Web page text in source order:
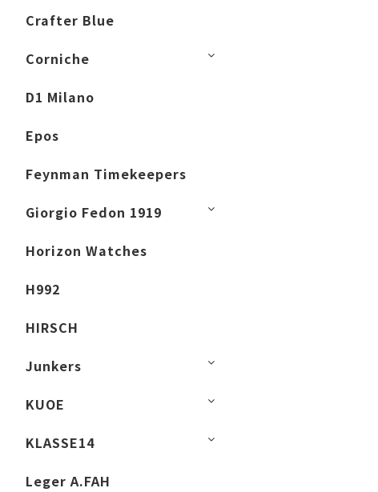
Crafter Blue
Corniche
D1 Milano
Epos
Feynman Timekeepers
Giorgio Fedon 1919
Horizon Watches
H992
HIRSCH
Junkers
KUOE
KLASSE14
Leger A.FAH